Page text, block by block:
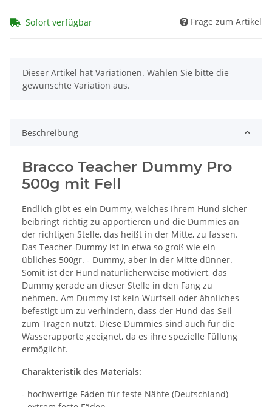
Sofort verfügbar Frage zum Artikel
x
Dieser Artikel hat Variationen. Wählen Sie bitte die
gewünschte Variation aus.
Beschreibung
Bracco Teacher Dummy Pro
500g mit Fell
Endlich gibt es ein Dummy, welches Ihrem Hund sicher
beibringt richtig zu apportieren und die Dummies an
der richtigen Stelle, das heißt in der Mitte, zu fassen.
Das Teacher-Dummy ist in etwa so groß wie ein
übliches 500gr. - Dummy, aber in der Mitte dünner.
Somit ist der Hund natürlicherweise motiviert, das
Dummy gerade an dieser Stelle in den Fang zu
nehmen. Am Dummy ist kein Wurfseil oder ähnliches
befestigt um zu verhindern, dass der Hund das Seil
zum Tragen nutzt. Diese Dummies sind auch für die
Wasserapporte geeignet, da es ihre spezielle Füllung
ermöglicht.
Charakteristik des Materials:
- hochwertige Fäden für feste Nähte (Deutschland)